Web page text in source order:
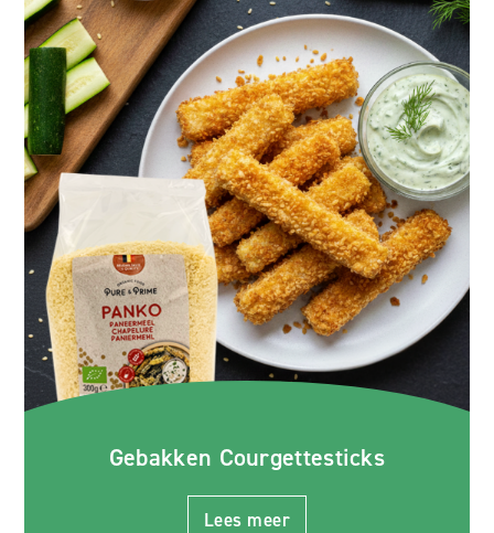
Gebakken Courgettesticks
Lees meer